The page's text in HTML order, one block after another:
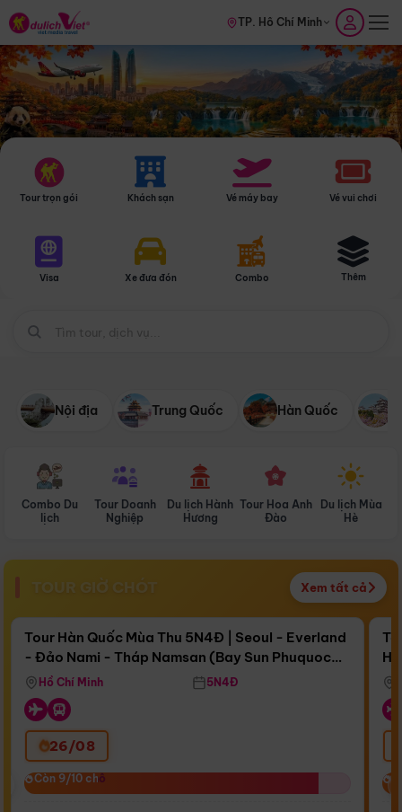
TP. Hồ Chí Minh
Tour trọn gói Khách sạn Vé máy bay Vé vui chơi
Visa Xe đưa đón Combo Thêm
Nội địa Trung Quốc Hàn Quốc
Combo Du
lịch
Tour Doanh
Nghiệp
Du lịch Hành
Hương
Tour Hoa Anh
Đào
Du lịch Mùa
Hè
TOUR GIỜ CHÓT Xem tất cả
Còn16 ngày 13:43:19
Bay Sun Phuquoc Airways
Điểm nổi bật
Tour Hàn Quốc Mùa Thu 5N4Đ | Seoul - Everland
- Đảo Nami - Tháp Namsan (Bay Sun Phuquoc
Airways)
Hồ Chí Minh 5N4Đ
26/08
Còn 9/10 chỗ
Còn 9/10 chỗ